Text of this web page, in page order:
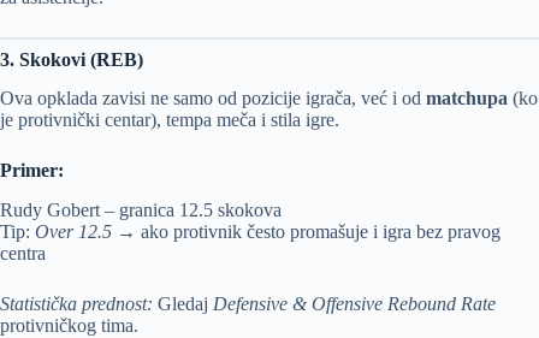
3. Skokovi (REB)
Ova opklada zavisi ne samo od pozicije igrača, već i od matchupa (ko
je protivnički centar), tempa meča i stila igre.
Primer:
Rudy Gobert – granica 12.5 skokova
Tip: Over 12.5 → ako protivnik često promašuje i igra bez pravog
centra
Statistička prednost: Gledaj Defensive & Offensive Rebound Rate
protivničkog tima.